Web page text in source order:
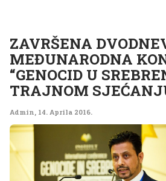
ZAVRŠENA
MEĐUNARODNA
“GENOCID U
TRAJNOM
Admin, 14. Aprila 2016.